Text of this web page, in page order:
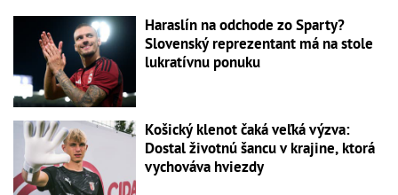
Haraslín na odchode zo Sparty?
Slovenský reprezentant má na stole
lukratívnu ponuku
Košický klenot čaká veľká výzva:
Dostal životnú šancu v krajine, ktorá
vychováva hviezdy